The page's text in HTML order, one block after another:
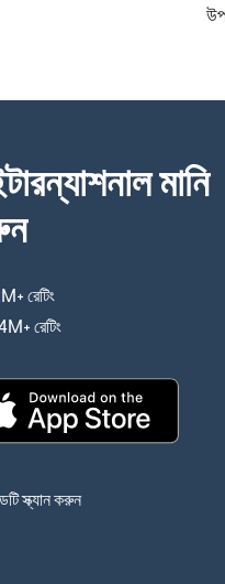
মানি
রেটিং
রেটিং
স্ক্যান করুন